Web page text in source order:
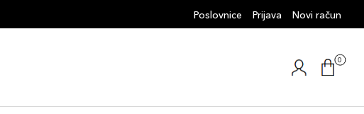
Poslovnice Prijava Novi račun
0